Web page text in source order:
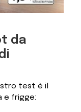
da
test è il
e frigge: